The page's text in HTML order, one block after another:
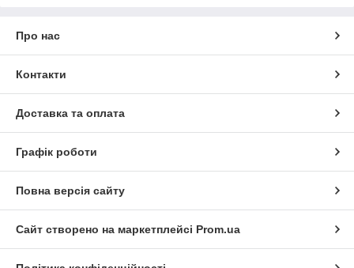
Про нас
Контакти
Доставка та оплата
Графік роботи
Повна версія сайту
Сайт створено на маркетплейсі Prom.ua